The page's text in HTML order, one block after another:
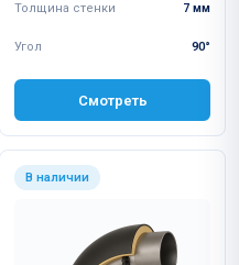
Толщина стенки 7 мм
Угол 90°
Смотреть
В наличии